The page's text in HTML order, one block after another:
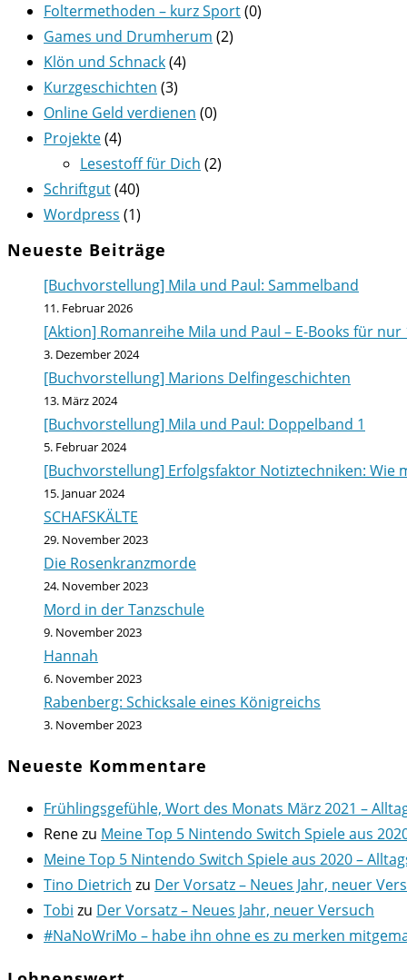
Foltermethoden – kurz Sport(0)
Games und Drumherum (2)
Klön und Schnack(4)
Kurzgeschichten (3)
Online Geld verdienen (0)
Projekte(4)
Lesestoff für Dich (2)
Schriftgut(40)
Wordpress (1)
Neueste Beiträge
[Buchvorstellung] Mila und Paul: Sammelband
11. Februar 2026
[Aktion] Romanreihe Mila und Paul – E-Books für nur
3. Dezember 2024
[Buchvorstellung] Marions Delfingeschichten
13. März 2024
[Buchvorstellung] Mila und Paul: Doppelband 1
5. Februar 2024
[Buchvorstellung] Erfolgsfaktor Notiztechniken:
15. Januar 2024
SCHAFSKÄLTE
29. November 2023
Die Rosenkranzmorde
24. November 2023
Mord in der Tanzschule
9. November 2023
Hannah
6. November 2023
Rabenberg: Schicksale eines Königreichs
3. November 2023
Neueste Kommentare
Frühlingsgefühle, Wort des Monats März 2021 –
Renezu Meine Top 5 Nintendo Switch Spiele aus
Meine Top 5 Nintendo Switch Spiele aus 2020 –
Tino Dietrich zu Der Vorsatz – Neues Jahr, neuer
Tobi zu Der Vorsatz – Neues Jahr, neuer Versuch
#NaNoWriMo – habe ihn ohne es zu merken